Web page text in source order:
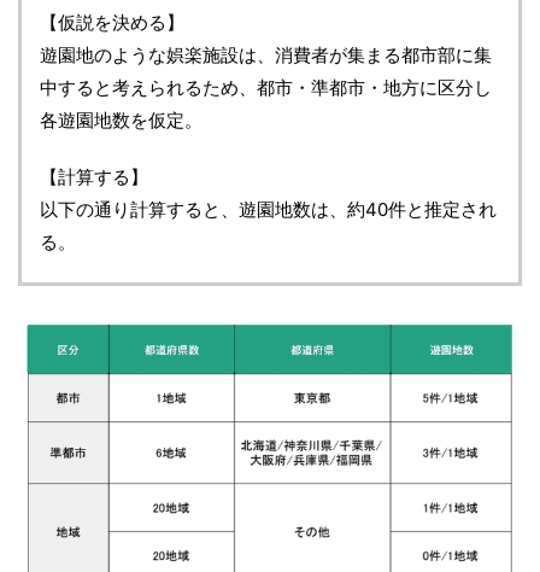
【仮説を決める】
遊園地のような娯楽施設は、消費者が集まる都市部に集
中すると考えられるため、都市・準都市・地方に区分し
各遊園地数を仮定。
【計算する】
以下の通り計算すると、遊園地数は、約40件と推定され
る。